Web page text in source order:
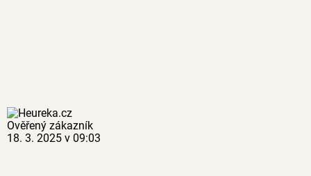
Ověřený zákazník
18. 3. 2025 v 09:03